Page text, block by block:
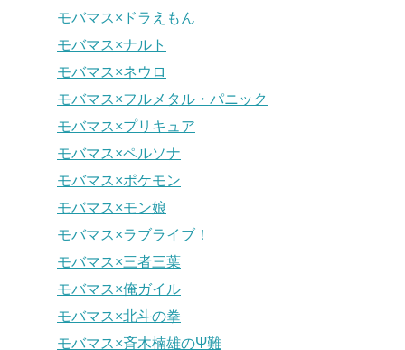
モバマス×ドラえもん
モバマス×ナルト
モバマス×ネウロ
モバマス×フルメタル・パニック
モバマス×プリキュア
モバマス×ペルソナ
モバマス×ポケモン
モバマス×モン娘
モバマス×ラブライブ！
モバマス×三者三葉
モバマス×俺ガイル
モバマス×北斗の拳
モバマス×斉木楠雄のΨ難